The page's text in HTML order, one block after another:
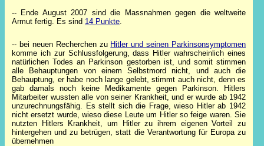
-- Ende August 2007 sind die Massnahmen gegen die weltweite
Armut fertig. Es sind 14 Punkte.
-- bei neuen Recherchen zu Hitler und seinen Parkinsonsymptomen
komme ich zur Schlussfolgerung, dass Hitler wahrscheinlich eines
natürlichen Todes an Parkinson gestorben ist, und somit stimmen
alle Behauptungen von einem Selbstmord nicht, und auch die
Behauptung, er habe noch lange gelebt, stimmt auch nicht, denn es
gab damals noch keine Medikamente gegen Parkinson. Hitlers
Mitarbeiter wussten alle von seiner Krankheit, und er wurde ab 1942
unzurechnungsfähig. Es stellt sich die Frage, wieso Hitler ab 1942
nicht ersetzt wurde, wieso diese Leute um Hitler so feige waren. Sie
nutzten Hitlers Krankheit, um Hitler zu ihrem eigenen Vorteil zu
hintergehen und zu betrügen, statt die Verantwortung für Europa zu
übernehmen